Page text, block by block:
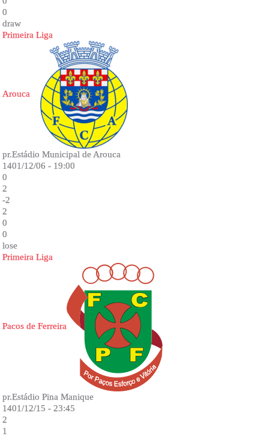
0
draw
Primeira Liga
Arouca
pr.Estádio Municipal de Arouca
1401/12/06 - 19:00
0
2
-2
2
0
0
lose
Primeira Liga
Pacos de Ferreira
pr.Estádio Pina Manique
1401/12/15 - 23:45
2
1